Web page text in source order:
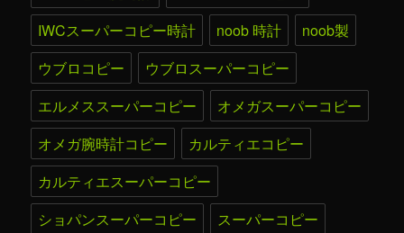
IWCスーパーコピー時計
noob 時計
noob製
ウブロコピー
ウブロスーパーコピー
エルメススーパーコピー
オメガスーパーコピー
オメガ腕時計コピー
カルティエコピー
カルティエスーパーコピー
ショパンスーパーコピー
スーパーコピー